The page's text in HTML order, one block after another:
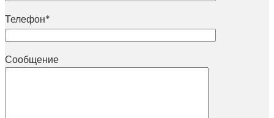
Телефон*
Сообщение